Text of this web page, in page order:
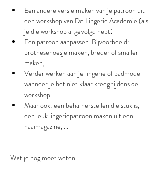
Een andere versie maken van je patroon uit
een workshop van De Lingerie Academie (als
je die workshop al gevolgd hebt)
Een patroon aanpassen. Bijvoorbeeld:
prothesehoesje maken, breder of smaller
maken, ...
Verder werken aan je lingerie of badmode
wanneer je het niet klaar kreeg tijdens de
workshop
Maar ook: een beha herstellen die stuk is,
een leuk lingeriepatroon maken uit een